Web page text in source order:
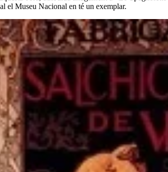
el Museu Nacional en té un exemplar.